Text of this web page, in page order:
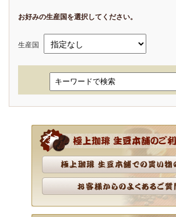
お好みの生産国を選択してください。
生産国